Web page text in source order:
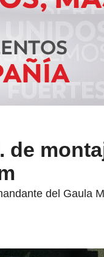
de
del Gaula